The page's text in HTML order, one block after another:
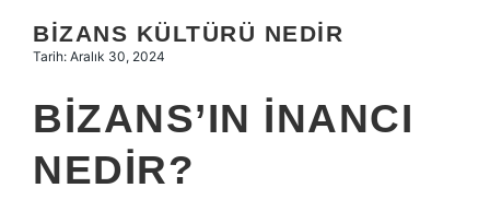
Hakkımızda
BIZANS KÜLTÜRÜ NEDIR
Tarih: Aralık 30, 2024
BIZANS’IN INANCI
NEDIR?